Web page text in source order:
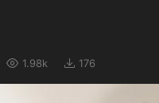
1.98k 176